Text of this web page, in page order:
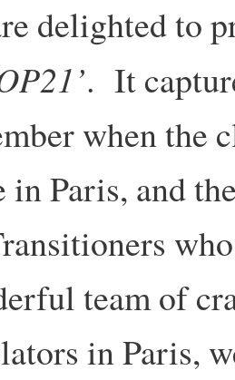
delighted to
. It
when the
in Paris, and
team of
in Paris,